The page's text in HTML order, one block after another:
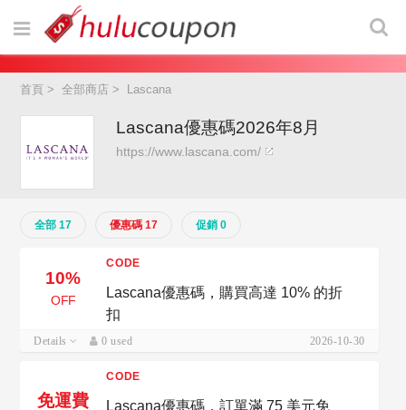
首頁 >全部商店 > Lascana
Lascana優惠碼2026年8月
https://www.lascana.com/
全部 17 優惠碼 17 促銷 0
10%
OFF
CODE
Lascana優惠碼，購買高達 10% 的折
扣
Details 0 used 2026-10-30
免運費
CODE
Lascana優惠碼，訂單滿 75 美元免